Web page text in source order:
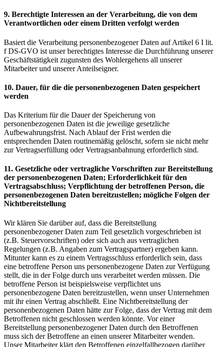
9. Berechtigte Interessen an der Verarbeitung, die von dem
Verantwortlichen oder einem Dritten verfolgt werden
Basiert die Verarbeitung personenbezogener Daten auf Artikel 6 I lit.
f DS-GVO ist unser berechtigtes Interesse die Durchführung unserer
Geschäftstätigkeit zugunsten des Wohlergehens all unserer
Mitarbeiter und unserer Anteilseigner.
10. Dauer, für die die personenbezogenen Daten gespeichert
werden
Das Kriterium für die Dauer der Speicherung von
personenbezogenen Daten ist die jeweilige gesetzliche
Aufbewahrungsfrist. Nach Ablauf der Frist werden die
entsprechenden Daten routinemäßig gelöscht, sofern sie nicht mehr
zur Vertragserfüllung oder Vertragsanbahnung erforderlich sind.
11. Gesetzliche oder vertragliche Vorschriften zur Bereitstellung
der personenbezogenen Daten; Erforderlichkeit für den
Vertragsabschluss; Verpflichtung der betroffenen Person, die
personenbezogenen Daten bereitzustellen; mögliche Folgen der
Nichtbereitstellung
Wir klären Sie darüber auf, dass die Bereitstellung
personenbezogener Daten zum Teil gesetzlich vorgeschrieben ist
(z.B. Steuervorschriften) oder sich auch aus vertraglichen
Regelungen (z.B. Angaben zum Vertragspartner) ergeben kann.
Mitunter kann es zu einem Vertragsschluss erforderlich sein, dass
eine betroffene Person uns personenbezogene Daten zur Verfügung
stellt, die in der Folge durch uns verarbeitet werden müssen. Die
betroffene Person ist beispielsweise verpflichtet uns
personenbezogene Daten bereitzustellen, wenn unser Unternehmen
mit ihr einen Vertrag abschließt. Eine Nichtbereitstellung der
personenbezogenen Daten hätte zur Folge, dass der Vertrag mit dem
Betroffenen nicht geschlossen werden könnte. Vor einer
Bereitstellung personenbezogener Daten durch den Betroffenen
muss sich der Betroffene an einen unserer Mitarbeiter wenden.
Unser Mitarbeiter klärt den Betroffenen einzelfallbezogen darüber